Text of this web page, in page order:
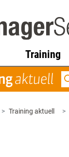
Training
Training aktuell